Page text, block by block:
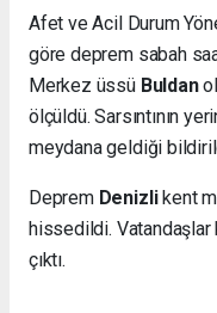
Afet ve Acil Durum
göre deprem sabah
Merkez üssü Buldan
ölçüldü. Sarsıntının
meydana geldiği
Deprem Denizlikent
hissedildi. Vatandaşlar
çıktı.